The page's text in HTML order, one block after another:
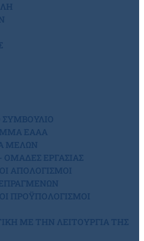
ΣΥΜΒΟΥΛΙΟ
ΕΑΑΑ
ΜΕΛΩΝ
ΟΜΑΔΕΣ ΕΡΓΑΣΙΑΣ
ΑΠΟΛΟΓΙΣΜΟΙ
ΠΡΟΫΠΟΛΟΓΙΣΜΟΙ
ΜΕ ΤΗΝ ΛΕΙΤΟΥΡΓΙΑ ΤΗΣ